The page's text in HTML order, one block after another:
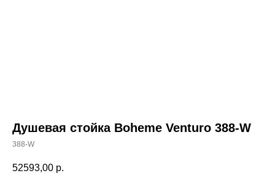
Душевая стойка Boheme Venturo 388-W
388-W
52593,00 р.